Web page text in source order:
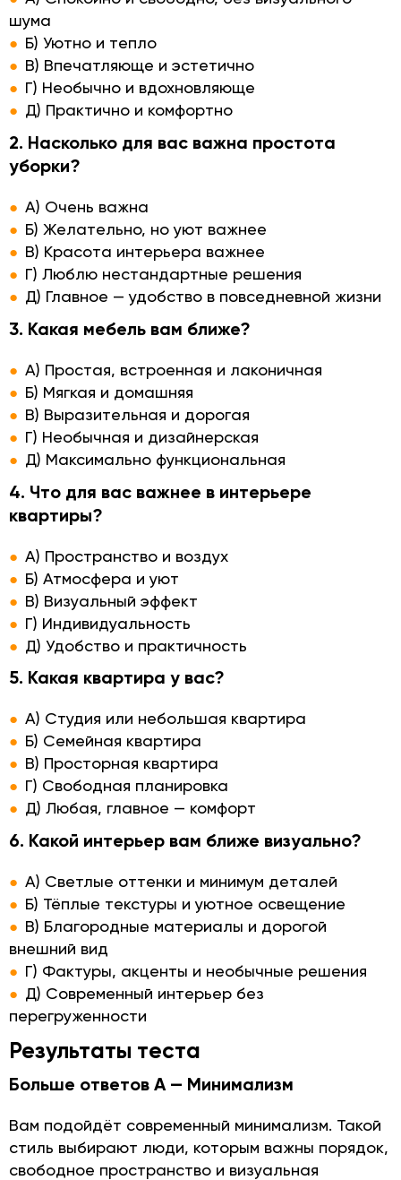
шума
Б) Уютно и тепло
В) Впечатляюще и эстетично
Г) Необычно и вдохновляюще
Д) Практично и комфортно
2. Насколько для вас важна простота
уборки?
А) Очень важна
Б) Желательно, но уют важнее
В) Красота интерьера важнее
Г) Люблю нестандартные решения
Д) Главное — удобство в повседневной жизни
3. Какая мебель вам ближе?
А) Простая, встроенная и лаконичная
Б) Мягкая и домашняя
В) Выразительная и дорогая
Г) Необычная и дизайнерская
Д) Максимально функциональная
4. Что для вас важнее в интерьере
квартиры?
А) Пространство и воздух
Б) Атмосфера и уют
В) Визуальный эффект
Г) Индивидуальность
Д) Удобство и практичность
5. Какая квартира у вас?
А) Студия или небольшая квартира
Б) Семейная квартира
В) Просторная квартира
Г) Свободная планировка
Д) Любая, главное — комфорт
6. Какой интерьер вам ближе визуально?
А) Светлые оттенки и минимум деталей
Б) Тёплые текстуры и уютное освещение
В) Благородные материалы и дорогой
внешний вид
Г) Фактуры, акценты и необычные решения
Д) Современный интерьер без
перегруженности
Результаты теста
Больше ответов А — Минимализм
Вам подойдёт современный минимализм. Такой
стиль выбирают люди, которым важны порядок,
свободное пространство и визуальная